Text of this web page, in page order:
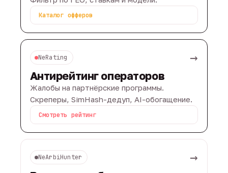
Каталог офферов
NeRating →
Антирейтинг операторов
Жалобы на партнёрские программы.
Скреперы, SimHash-дедуп, AI-обогащение.
Смотреть рейтинг
NeArbiHunter →